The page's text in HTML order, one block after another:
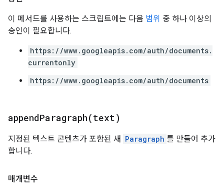
이 메서드를 사용하는 스크립트에는 다음 범위 중 하나 이상의
승인이 필요합니다.
https://www.googleapis.com/auth/documents.
currentonly
https://www.googleapis.com/auth/documents
appendParagraph(text)
지정된 텍스트 콘텐츠가 포함된 새 Paragraph 를 만들어 추가
합니다.
매개변수